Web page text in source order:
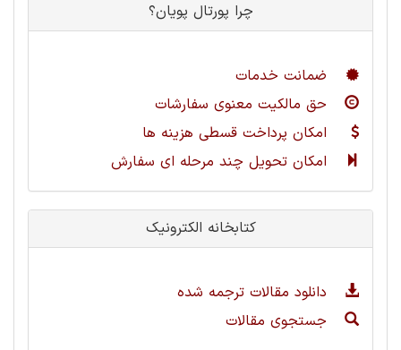
چرا پورتال پویان؟
ضمانت خدمات
حق مالکیت معنوی سفارشات
امکان پرداخت قسطی هزینه ها
امکان تحویل چند مرحله ای سفارش
کتابخانه الکترونیک
دانلود مقالات ترجمه شده
جستجوی مقالات